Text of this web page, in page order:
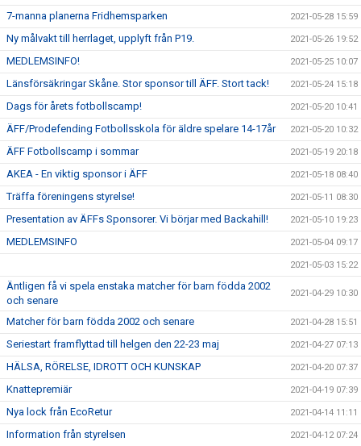
7-manna planerna Fridhemsparken 2021-05-28 15:59
Ny målvakt till herrlaget, upplyft från P19. 2021-05-26 19:52
MEDLEMSINFO! 2021-05-25 10:07
Länsförsäkringar Skåne. Stor sponsor till ÄFF. Stort tack! 2021-05-24 15:18
Dags för årets fotbollscamp! 2021-05-20 10:41
ÄFF/Prodefending Fotbollsskola för äldre spelare 14-17år 2021-05-20 10:32
ÄFF Fotbollscamp i sommar 2021-05-19 20:18
AKEA - En viktig sponsor i ÄFF 2021-05-18 08:40
Träffa föreningens styrelse! 2021-05-11 08:30
Presentation av ÄFFs Sponsorer. Vi börjar med Backahill! 2021-05-10 19:23
MEDLEMSINFO 2021-05-04 09:17
2021-05-03 15:22
Äntligen få vi spela enstaka matcher för barn födda 2002
och senare
2021-04-29 10:30
Matcher för barn födda 2002 och senare 2021-04-28 15:51
Seriestart framflyttad till helgen den 22-23 maj 2021-04-27 07:13
HÄLSA, RÖRELSE, IDROTT OCH KUNSKAP 2021-04-20 07:37
Knattepremiär 2021-04-19 07:39
Nya lock från EcoRetur 2021-04-14 11:11
Information från styrelsen 2021-04-12 07:24